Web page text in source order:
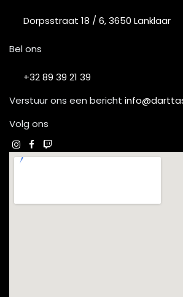
Dorpsstraat 18 / 6, 3650 Lanklaar
Bel ons
+32 89 39 21 39
Verstuur ons een bericht
Volg ons